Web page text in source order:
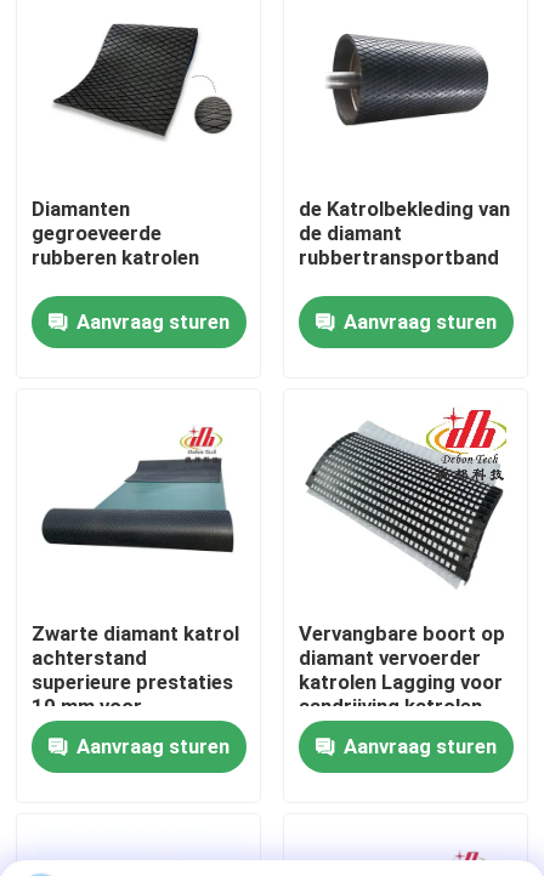
Producten
Videos
Fabrieksreis
Kwaliteitscontrole
Contacteer ons
nieuws
Alumina Ceramische Voering
Diamanten
gegroeveerde
rubberen katrolen
Aanvraag sturen
de Katrolbekleding van
de diamant
rubbertransportband
Aanvraag sturen
Zwarte diamant katrol
achterstand
superieure prestaties
10 mm voor
transportvoertuigen
Aanvraag sturen
Vervangbare boort op
diamant vervoerder
katrolen Lagging voor
aandrijving katrolen
Aanvraag sturen